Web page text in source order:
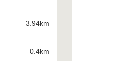
3.94km
0.4km